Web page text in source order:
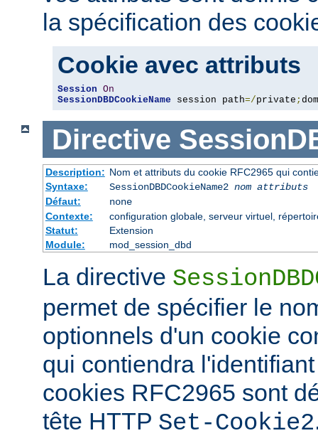
la spécification des
Cookie avec attributs
Session On
SessionDBDCookieName session path=/private ;
Directive
Description: Nom et attributs du cookie RFC2965 qui
Syntaxe:
SessionDBDCookieName2 nom attributs
Défaut:
none
Contexte:
configuration globale, serveur virtuel,
Statut:
Extension
Module:
mod_session_dbd
La directive
permet de spécifier le
optionnels d'un cookie
qui contiendra
cookies RFC2965 sont
tête HTTP Set-Cookie2